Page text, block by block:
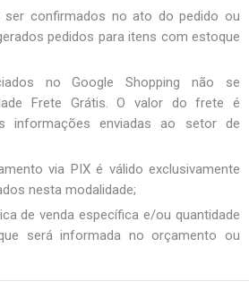
ser confirmados no ato do pedido ou
pedidos para itens com estoque
no Google Shopping não se
Frete Grátis. O valor do frete é
informações enviadas ao setor de
via PIX é válido exclusivamente
nesta modalidade;
de venda específica e/ou quantidade
será informada no orçamento ou